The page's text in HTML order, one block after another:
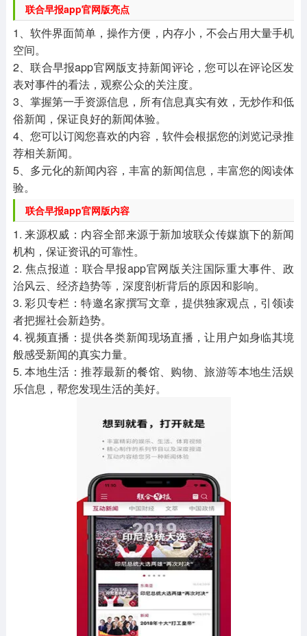
联合早报app官网版亮点
1、软件界面简单，操作方便，内存小，不会占用大量手机
空间。
2、联合早报app官网版支持新闻评论，您可以在评论区发
表对事件的看法，观察公众的关注度。
3、掌握第一手资源信息，所有信息真实有效，无炒作和低
俗新闻，保证良好的新闻体验。
4、您可以订阅您喜欢的内容，软件会根据您的浏览记录推
荐相关新闻。
5、多元化的新闻内容，丰富的新闻信息，丰富您的阅读体
验。
联合早报app官网版内容
1. 来源权威：内容全部来源于新加坡联众传媒旗下的新闻
机构，保证资讯的可靠性。
2. 焦点报道：联合早报app官网版关注国际重大事件、政
治风云、经济趋势等，深度剖析背后的原因和影响。
3. 彩贝专栏：特邀名家撰写文章，提供独家观点，引领读
者把握社会新趋势。
4. 视频直播：提供各类新闻现场直播，让用户如身临其境
般感受新闻的真实力量。
5. 本地生活：推荐最新的餐馆、购物、旅游等本地生活娱
乐信息，帮您发现生活的美好。